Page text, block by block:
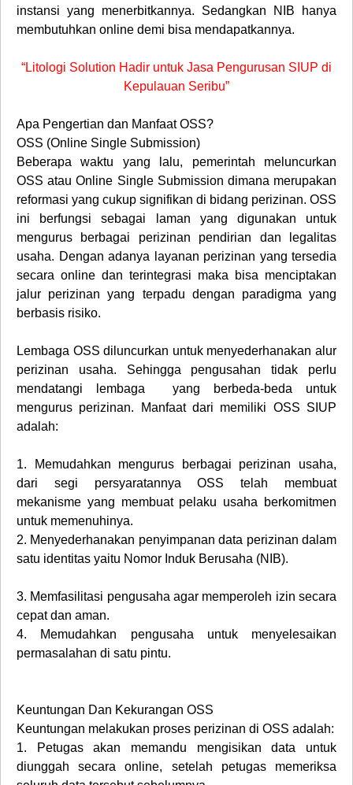
instansi yang menerbitkannya. Sedangkan NIB hanya
membutuhkan online demi bisa mendapatkannya.
“Litologi Solution Hadir untuk Jasa Pengurusan SIUP di
Kepulauan Seribu”
Apa Pengertian dan Manfaat OSS?
OSS (Online Single Submission)
Beberapa waktu yang lalu, pemerintah meluncurkan
OSS atau Online Single Submission dimana merupakan
reformasi yang cukup signifikan di bidang perizinan. OSS
ini berfungsi sebagai laman yang digunakan untuk
mengurus berbagai perizinan pendirian dan legalitas
usaha. Dengan adanya layanan perizinan yang tersedia
secara online dan terintegrasi maka bisa menciptakan
jalur perizinan yang terpadu dengan paradigma yang
berbasis risiko.
Lembaga OSS diluncurkan untuk menyederhanakan alur
perizinan usaha. Sehingga pengusahan tidak perlu
mendatangi lembaga yang berbeda-beda untuk
mengurus perizinan. Manfaat dari memiliki OSS SIUP
adalah:
1.
Memudahkan mengurus berbagai perizinan usaha,
dari segi persyaratannya OSS telah membuat
mekanisme yang membuat pelaku usaha berkomitmen
untuk memenuhinya.
2. Menyederhanakan penyimpanan data perizinan dalam
satu identitas yaitu Nomor Induk Berusaha (NIB).
3. Memfasilitasi pengusaha agar memperoleh izin secara
cepat dan aman.
4.
Memudahkan pengusaha untuk menyelesaikan
permasalahan di satu pintu.
Keuntungan Dan Kekurangan OSS
Keuntungan melakukan proses perizinan di OSS adalah:
1.
Petugas akan memandu mengisikan data untuk
diunggah secara online, setelah petugas memeriksa